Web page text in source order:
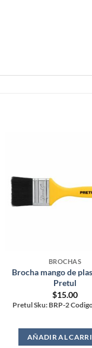
BROCHAS
Brocha mango de
Pretul
$15.00
Pretul Sku: BRP-2
AÑADIR AL